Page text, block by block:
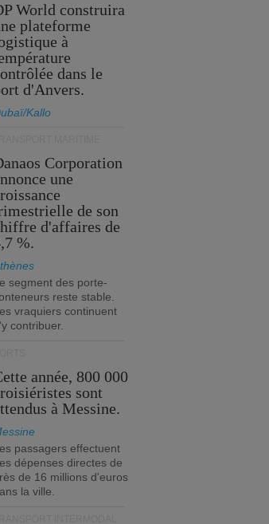
World construira
plateforme
à
dans le
d'Anvers.
Kallo
Corporation
une
de son
d'affaires de
%.
segment des porte-
reste stable.
vraquiers continuent
contribuer.
année, 800 000
sont
à Messine.
passagers effectuent
dépenses directes de
de 16 millions d'euros
la ville.